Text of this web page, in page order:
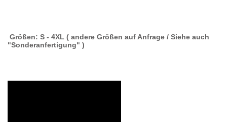
Größen: S - 4XL ( andere Größen auf Anfrage / Siehe auch
"Sonderanfertigung" )